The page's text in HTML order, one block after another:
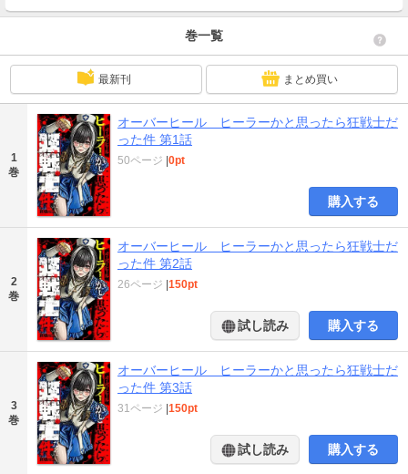
巻一覧
最新刊 まとめ買い
1
巻
オーバーヒール ヒーラーかと思ったら狂戦士だ
った件 第1話
50ページ |0pt
購入する
2
巻
オーバーヒール ヒーラーかと思ったら狂戦士だ
った件 第2話
26ページ |150pt
試し読み 購入する
3
巻
オーバーヒール ヒーラーかと思ったら狂戦士だ
った件 第3話
31ページ |150pt
試し読み 購入する